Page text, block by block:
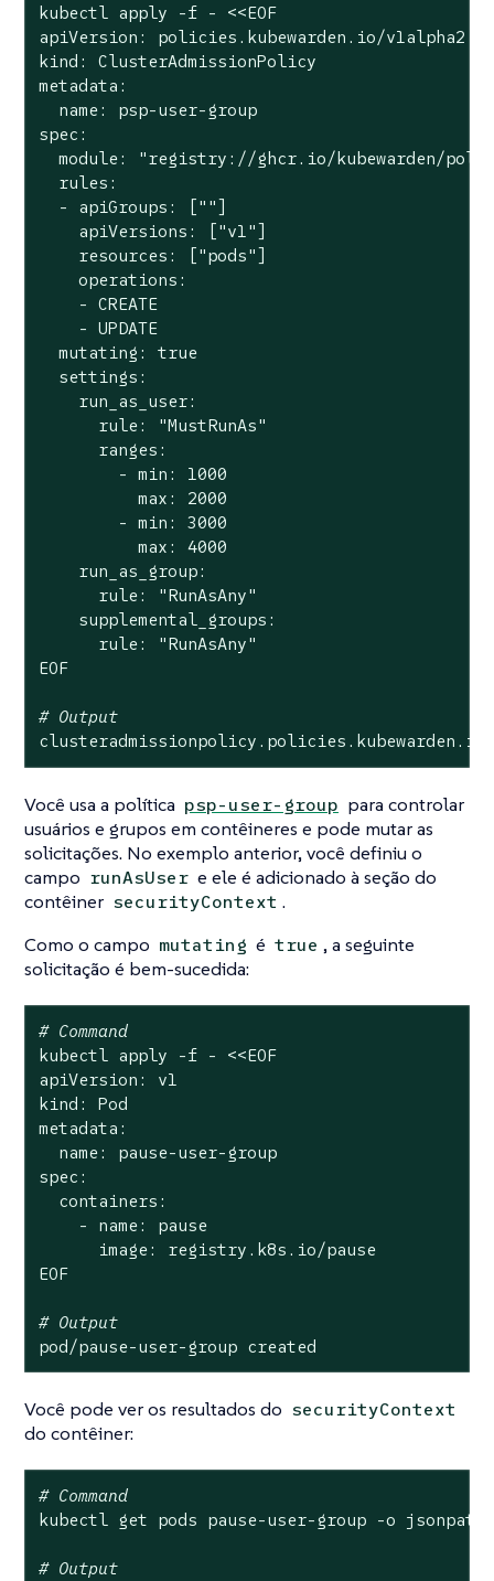
kubectl apply -f - <<EOF
apiVersion: policies.kubewarden.io/v1alpha2
kind: ClusterAdmissionPolicy
metadata:
  name: psp-user-group
spec:
  module:
"registry://ghcr.io/kubewarden/
  rules:
  - apiGroups: [
"" ]
    apiVersions: [
"v1" ]
    resources: [
"pods" ]
    operations:
    - CREATE
    - UPDATE
  mutating:
true
  settings:
    run_as_user:
      rule:
"MustRunAs"
      ranges:
        - min: 1000
          max: 2000
        - min: 3000
          max: 4000
    run_as_group:
      rule:
"RunAsAny"
    supplemental_groups:
      rule:
"RunAsAny"
EOF
# Output
Você usa a política psp-user-group para controlar
usuários e grupos em contêineres e pode mutar as
solicitações. No exemplo anterior, você definiu o
campo runAsUser e ele é adicionado à seção do
contêiner securityContext .
Como o campo mutating é true , a seguinte
solicitação é bem-sucedida:
# Command
kubectl apply -f - <<EOF
apiVersion: v1
kind: Pod
metadata:
  name: pause-user-group
spec:
  containers:
    - name: pause
      image: registry.k8s.io/pause
EOF
# Output
pod/pause-user-group created
Você pode ver os resultados do securityContext
do contêiner:
# Command
kubectl get pods pause-user-group -o jsonpath=
# Output